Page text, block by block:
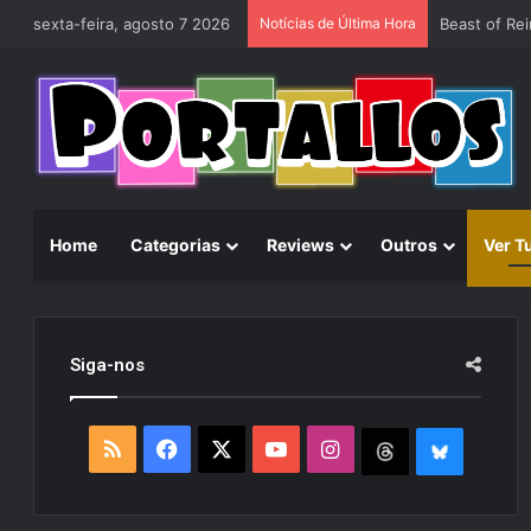
sexta-feira, agosto 7 2026 Notícias de Última Hora
Home Categorias Reviews Outros Ver
Siga-nos
R
F
Y
I